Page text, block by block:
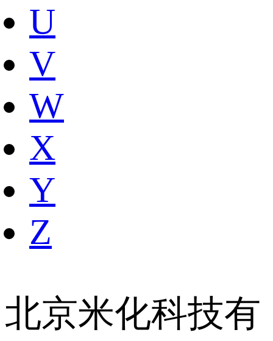
U
V
W
X
Y
Z
北京米化科技有